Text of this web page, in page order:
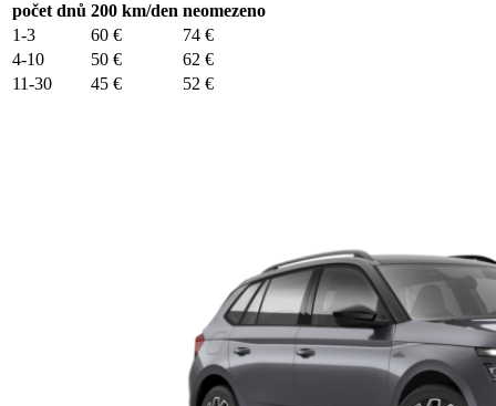
počet dnů 200 km/den neomezeno
1-3
60 €
74 €
4-10
50 €
62 €
11-30
45 € 52 €